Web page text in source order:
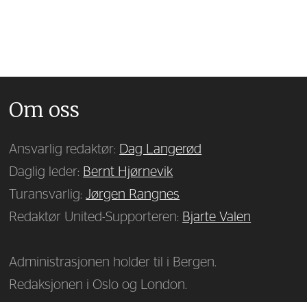
Om oss
Ansvarlig redaktør: Dag Langerød
Daglig leder: Bernt Hjørnevik
Turansvarlig:Jørgen Rangnes
Redaktør United-Supporteren: Bjarte Valen
Administrasjonen holder til i Bergen.
Redaksjonen i Oslo og London.